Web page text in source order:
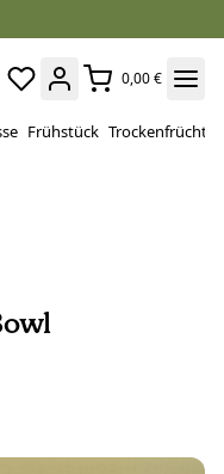
0,00 €
Frühstück Trockenfrüchte